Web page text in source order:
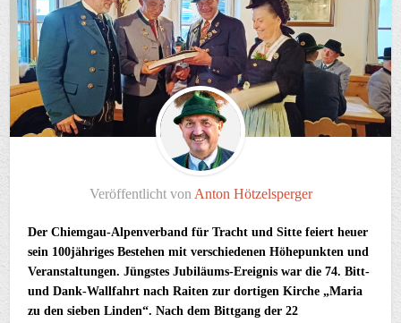
Veröffentlicht von Anton Hötzelsperger
Der Chiemgau-Alpenverband für Tracht und Sitte feiert heuer
sein 100jähriges Bestehen mit verschiedenen Höhepunkten und
Veranstaltungen. Jüngstes Jubiläums-Ereignis war die 74. Bitt-
und Dank-Wallfahrt nach Raiten zur dortigen Kirche „Maria
zu den sieben Linden“. Nach dem Bittgang der 22